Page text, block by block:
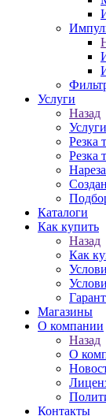
Услуги
Назад
Услуги
Резка
Резка
Каталоги
Как купить
Назад
Как
Магазины
О компании
Назад
О
Контакты